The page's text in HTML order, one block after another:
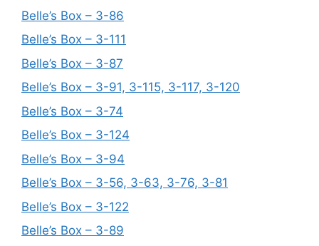
Belle’s Box – 3-86
Belle’s Box – 3-111
Belle’s Box – 3-87
Belle’s Box – 3-91, 3-115, 3-117, 3-120
Belle’s Box – 3-74
Belle’s Box – 3-124
Belle’s Box – 3-94
Belle’s Box – 3-56, 3-63, 3-76, 3-81
Belle’s Box – 3-122
Belle’s Box – 3-89